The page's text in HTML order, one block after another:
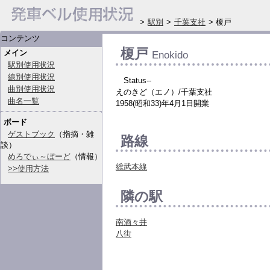
コンテンツ
メイン
駅別使用状況
線別使用状況
曲別使用状況
曲名一覧
ボード
ゲストブック
（指摘・雑
談）
めろでぃ～ぼーど （情報）
>>使用方法
榎戸 Enokido
Status--
えのきど（エノ）/千葉支社
1958(昭和33)年4月1日開業
路線
総武本線
隣の駅
南酒々井
八街
> 駅別 > 千葉支社 > 榎戸